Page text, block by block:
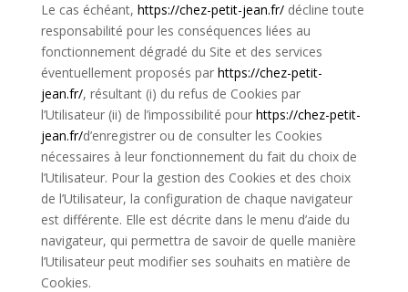
Le cas échéant, https://chez-petit-jean.fr/ décline toute
responsabilité pour les conséquences liées au
fonctionnement dégradé du Site et des services
éventuellement proposés par https://chez-petit-
jean.fr/, résultant (i) du refus de Cookies par
l’Utilisateur (ii) de l’impossibilité pour https://chez-petit-
jean.fr/d’enregistrer ou de consulter les Cookies
nécessaires à leur fonctionnement du fait du choix de
l’Utilisateur. Pour la gestion des Cookies et des choix
de l’Utilisateur, la configuration de chaque navigateur
est différente. Elle est décrite dans le menu d’aide du
navigateur, qui permettra de savoir de quelle manière
l’Utilisateur peut modifier ses souhaits en matière de
Cookies.